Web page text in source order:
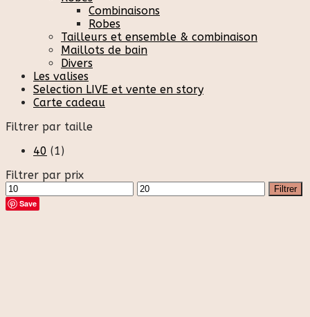
Combinaisons
Robes
Tailleurs et ensemble & combinaison
Maillots de bain
Divers
Les valises
Selection LIVE et vente en story
Carte cadeau
Filtrer par taille
40 (1)
Filtrer par prix
Prix
min
Prix
max
Filtrer
Save